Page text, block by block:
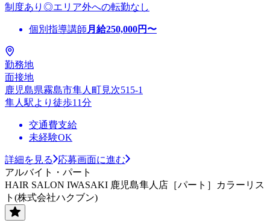
制度あり◎エリア外への転勤なし
個別指導講師 月給250,000円〜
勤務地
面接地
鹿児島県霧島市隼人町見次515-1
隼人駅より徒歩11分
交通費支給
未経験OK
詳細を見る
応募画面に進む
アルバイト・パート
HAIR SALON IWASAKI 鹿児島隼人店［パート］カラーリス
ト(株式会社ハクブン)